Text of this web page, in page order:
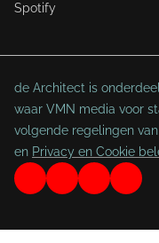
Spotify
de Architect is
waar VMN media voor
volgende regelingen
en Privacy en Cookie